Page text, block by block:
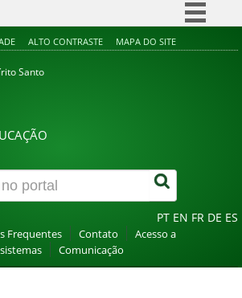
Simplifique!
Canais
ALTO CONTRASTE MAPA DO SITE
Santo
PT EN FR DE ES
Frequentes Contato
Acesso a
sistemas
Comunicação